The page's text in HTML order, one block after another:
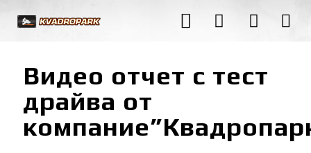
Видео отчет с тест
драйва от